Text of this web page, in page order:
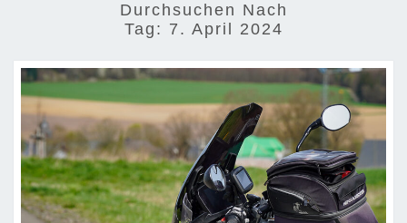
Durchsuchen Nach
Tag: 7. April 2024